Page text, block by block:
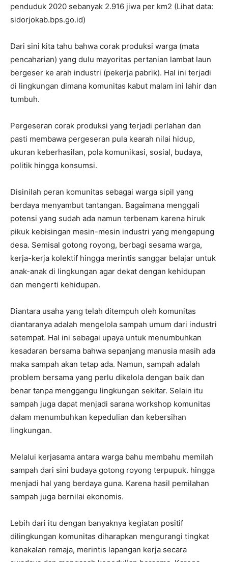
penduduk 2020 sebanyak 2.916 jiwa per km2 (Lihat data:
sidorjokab.bps.go.id)
Dari sini kita tahu bahwa corak produksi warga (mata
pencaharian) yang dulu mayoritas pertanian lambat laun
bergeser ke arah industri (pekerja pabrik). Hal ini terjadi
di lingkungan dimana komunitas kabut malam ini lahir dan
tumbuh.
Pergeseran corak produksi yang terjadi perlahan dan
pasti membawa pergeseran pula kearah nilai hidup,
ukuran keberhasilan, pola komunikasi, sosial, budaya,
politik hingga konsumsi.
Disinilah peran komunitas sebagai warga sipil yang
berdaya menyambut tantangan. Bagaimana menggali
potensi yang sudah ada namun terbenam karena hiruk
pikuk kebisingan mesin-mesin industri yang mengepung
desa. Semisal gotong royong, berbagi sesama warga,
kerja-kerja kolektif hingga merintis sanggar belajar untuk
anak-anak di lingkungan agar dekat dengan kehidupan
dan mengerti kehidupan.
Diantara usaha yang telah ditempuh oleh komunitas
diantaranya adalah mengelola sampah umum dari industri
setempat. Hal ini sebagai upaya untuk menumbuhkan
kesadaran bersama bahwa sepanjang manusia masih ada
maka sampah akan tetap ada. Namun, sampah adalah
problem bersama yang perlu dikelola dengan baik dan
benar tanpa menggangu lingkungan sekitar. Selain itu
sampah juga dapat menjadi sarana workshop komunitas
dalam menumbuhkan kepedulian dan kebersihan
lingkungan.
Melalui kerjasama antara warga bahu membahu memilah
sampah dari sini budaya gotong royong terpupuk. hingga
menjadi hal yang berdaya guna. Karena hasil pemilahan
sampah juga bernilai ekonomis.
Lebih dari itu dengan banyaknya kegiatan positif
dilingkungan komunitas diharapkan mengurangi tingkat
kenakalan remaja, merintis lapangan kerja secara